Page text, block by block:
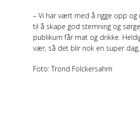
– Vi har vært med å rigge opp og
til å skape god stemning og
publikum får mat og drikke.
vær, så det blir nok en super
Foto: Trond Folckersahm